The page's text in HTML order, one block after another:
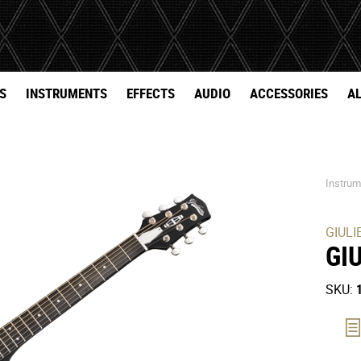
INSTRUMENTS EFFECTS AUDIO ACCESSORIES
SKU: